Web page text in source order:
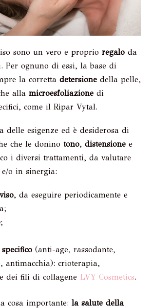
sono un vero e proprio regalo da
Per ognuno di essi, la base di
la corretta detersione della pelle,
alla microesfoliazione di
come il Ripar Vytal.
delle esigenze ed è desiderosa di
che le donino tono, distensione e
i diversi trattamenti, da valutare
o in sinergia:
, da eseguire periodicamente e
;
(anti-age, rassodante,
antimacchia): crioterapia,
dei fili di collagene LVY Cosmetics.
cosa importante: la salute della